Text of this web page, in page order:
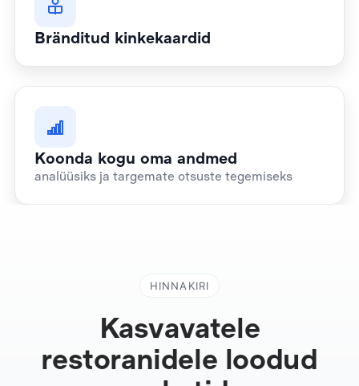
Bränditud kinkekaardid
Koonda kogu oma andmed
analüüsiks ja targemate otsuste tegemiseks
HINNAKIRI
Kasvavatele
restoranidele loodud